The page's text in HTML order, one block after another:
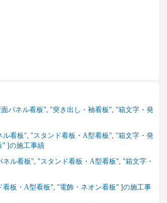
パネル看板", "突き出し・袖看板", "箱文字・発
看板", "スタンド看板・A型看板", "箱文字・発
" ]の施工事績
ル看板", "スタンド看板・A型看板", "箱文字・
板・A型看板", "電飾・ネオン看板" ]の施工事